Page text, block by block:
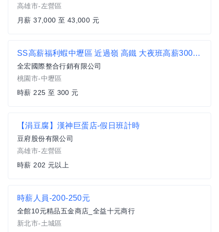
高雄市-左營區
月薪 37,000 至 43,000 元
SS高薪福利蝦中壢區 近過嶺 高鐵 大夜班高薪300 理貨刷條碼 可天天領
全宏國際整合行銷有限公司
桃園市-中壢區
時薪 225 至 300 元
【涓豆腐】漢神巨蛋店-假日班計時
豆府股份有限公司
高雄市-左營區
時薪 202 元以上
時薪人員-200-250元
全館10元精品五金商店_全益十元商行
新北市-土城區